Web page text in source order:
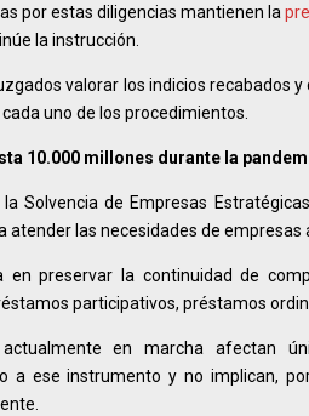
por estas diligencias mantienen la
la instrucción.
valorar los indicios recabados
uno de los procedimientos.
10.000 millones durante la
la Solvencia de Empresas
atender las necesidades de empresas
en preservar la continuidad de
participativos, préstamos
actualmente en marcha afectan
a ese instrumento y no implican,